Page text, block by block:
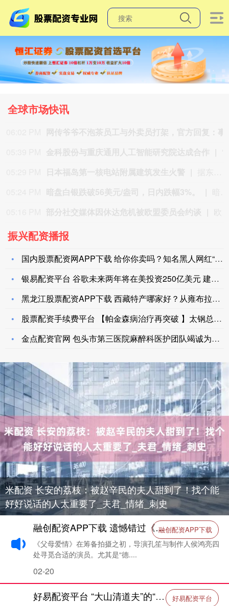
全球市场快讯
振兴配资播报
国内股票配资网APP下载 给你你卖吗？知名黑人网红“无语哥”
银易配资平台 谷歌未来两年将在美投资250亿美元 建设数据中
黑龙江股票配资APP下载 西藏特产哪家好？从雍布拉康金线到阿
股票配资手续费平台 【帕金森病治疗再突破 】太钢总医院神经外
金点配资官网 包头市第三医院麻醉科医护团队竭诚为您服务_手术
米配资 长安的荔枝：被赵辛民的夫人甜到了！找个能
好好说话的人太重要了_夫君_情绪_刺史
融创配资APP下载 遗憾错过《父母爱情》, 3位演技炸裂好演员, 却未能参演_梅婷_刘琳_角色
融创配资APP下载
《父母爱情》在筹备拍摄之初，导演孔笙与制作人侯鸿亮四
处寻觅合适的演员。尤其是“德....
02-20
好易配资平台 “大山清道夫”的“账本”何时清零？ 好易配资平台